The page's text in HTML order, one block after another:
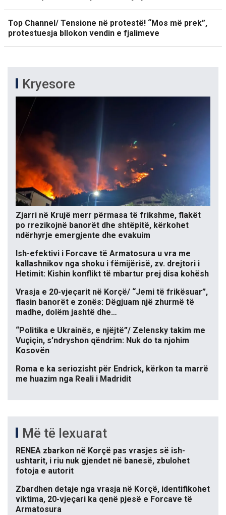
Top Channel/ Tensione në protestë! “Mos më prek”,
protestuesja bllokon vendin e fjalimeve
Kryesore
Zjarri në Krujë merr përmasa të frikshme, flakët
po rrezikojnë banorët dhe shtëpitë, kërkohet
ndërhyrje emergjente dhe evakuim
Ish-efektivi i Forcave të Armatosura u vra me
kallashnikov nga shoku i fëmijërisë, zv. drejtori i
Hetimit: Kishin konflikt të mbartur prej disa kohësh
Vrasja e 20-vjeçarit në Korçë/ “Jemi të frikësuar”,
flasin banorët e zonës: Dëgjuam një zhurmë të
madhe, dolëm jashtë dhe…
“Politika e Ukrainës, e njëjtë”/ Zelensky takim me
Vuçiçin, s’ndryshon qëndrim: Nuk do ta njohim
Kosovën
Roma e ka seriozisht për Endrick, kërkon ta marrë
me huazim nga Reali i Madridit
Më të lexuarat
RENEA zbarkon në Korçë pas vrasjes së ish-
ushtarit, i riu nuk gjendet në banesë, zbulohet
fotoja e autorit
Zbardhen detaje nga vrasja në Korçë, identifikohet
viktima, 20-vjeçari ka qenë pjesë e Forcave të
Armatosura